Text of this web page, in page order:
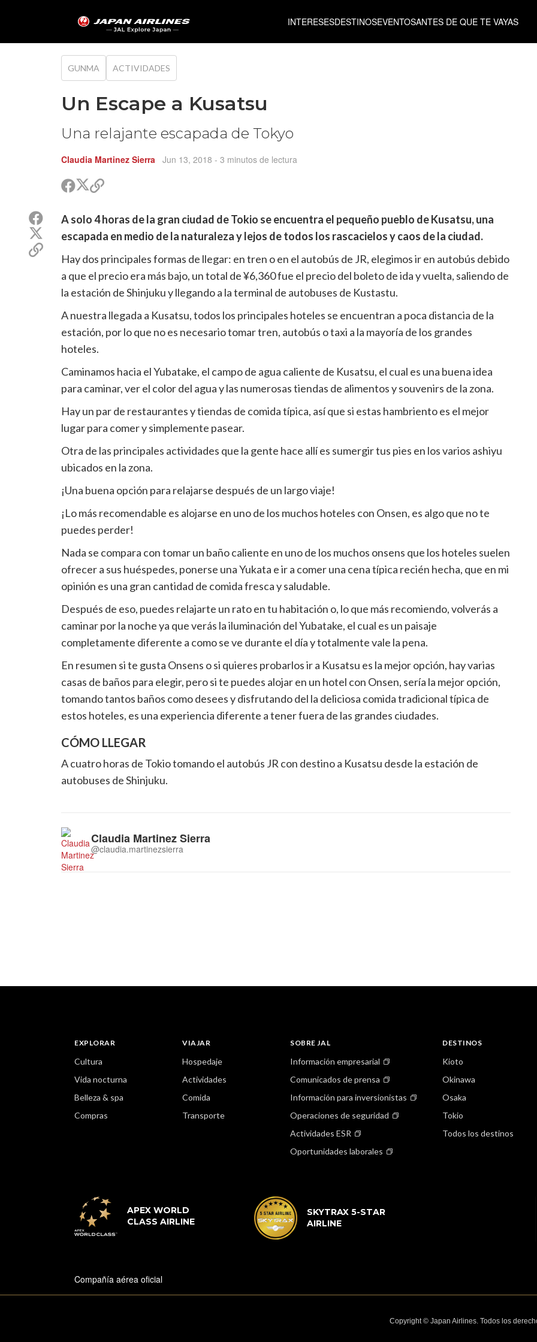
INTERESESDESTINOSEVENTOSANTES DE QUE TE VAYAS
GUNMA ACTIVIDADES
Un Escape a Kusatsu
Una relajante escapada de Tokyo
Claudia Martinez Sierra Jun 13, 2018 - 3 minutos de lectura
CompartirCompartir
en
Copiar
compartir
Compartir
Facebook
Compartir
en
Twitter
Copiar
vínculo
compartir
A solo 4 horas de la gran ciudad de Tokio se encuentra el pequeño pueblo de Kusatsu, una
escapada en medio de la naturaleza y lejos de todos los rascacielos y caos de la ciudad.
Hay dos principales formas de llegar: en tren o en el autobús de JR, elegimos ir en autobús debido
a que el precio era más bajo, un total de ¥6,360 fue el precio del boleto de ida y vuelta, saliendo de
la estación de Shinjuku y llegando a la terminal de autobuses de Kustastu.
A nuestra llegada a Kusatsu, todos los principales hoteles se encuentran a poca distancia de la
estación, por lo que no es necesario tomar tren, autobús o taxi a la mayoría de los grandes
hoteles.
Caminamos hacia el Yubatake, el campo de agua caliente de Kusatsu, el cual es una buena idea
para caminar, ver el color del agua y las numerosas tiendas de alimentos y souvenirs de la zona.
Hay un par de restaurantes y tiendas de comida típica, así que si estas hambriento es el mejor
lugar para comer y simplemente pasear.
Otra de las principales actividades que la gente hace allí es sumergir tus pies en los varios ashiyu
ubicados en la zona.
¡Una buena opción para relajarse después de un largo viaje!
¡Lo más recomendable es alojarse en uno de los muchos hoteles con Onsen, es algo que no te
puedes perder!
Nada se compara con tomar un baño caliente en uno de los muchos onsens que los hoteles suelen
ofrecer a sus huéspedes, ponerse una Yukata e ir a comer una cena típica recién hecha, que en mi
opinión es una gran cantidad de comida fresca y saludable.
Después de eso, puedes relajarte un rato en tu habitación o, lo que más recomiendo, volverás a
caminar por la noche ya que verás la iluminación del Yubatake, el cual es un paisaje
completamente diferente a como se ve durante el día y totalmente vale la pena.
En resumen si te gusta Onsens o si quieres probarlos ir a Kusatsu es la mejor opción, hay varias
casas de baños para elegir, pero si te puedes alojar en un hotel con Onsen, sería la mejor opción,
tomando tantos baños como desees y disfrutando del la deliciosa comida tradicional típica de
estos hoteles, es una experiencia diferente a tener fuera de las grandes ciudades.
CÓMO LLEGAR
A cuatro horas de Tokio tomando el autobús JR con destino a Kusatsu desde la estación de
autobuses de Shinjuku.
Claudia Martinez Sierra
@claudia.martinezsierra
EXPLORAR
Cultura
Vida nocturna
Belleza & spa
Compras
VIAJAR
Hospedaje
Actividades
Comida
Transporte
SOBRE JAL
Información empresarial
Comunicados de prensa
Información para inversionistas
Operaciones de seguridad
Actividades ESR
Oportunidades laborales
DESTINOS
Kioto
Okinawa
Osaka
Tokio
Todos los destinos
APEX WORLD
CLASS AIRLINE
SKYTRAX 5-STAR
AIRLINE
Compañía aérea oficial
Copyright © Japan Airlines. Todos los